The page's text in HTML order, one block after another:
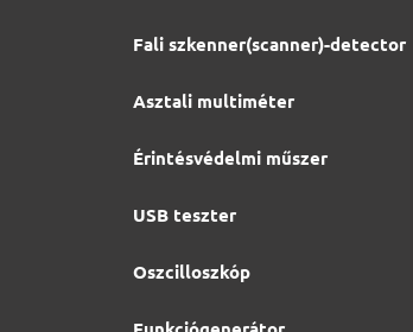
Fali szkenner(scanner)-detector
Asztali multiméter
Érintésvédelmi műszer
USB teszter
Oszcilloszkóp